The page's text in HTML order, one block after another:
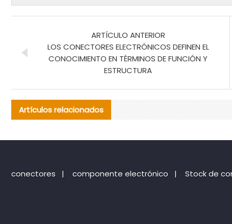
ARTÍCULO ANTERIOR
LOS CONECTORES ELECTRÓNICOS DEFINEN EL
CONOCIMIENTO EN TÉRMINOS DE FUNCIÓN Y
ESTRUCTURA
Artículos relacionados
conectores | componente electrónico | Stock de